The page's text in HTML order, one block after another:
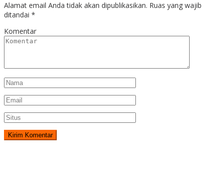
Alamat email Anda tidak akan dipublikasikan. Ruas yang wajib
ditandai *
Komentar